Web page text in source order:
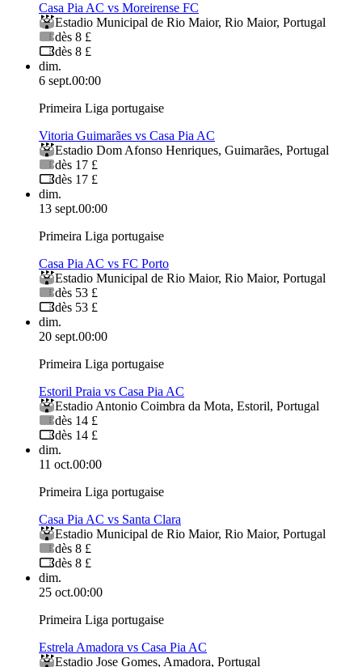
Casa Pia AC vs Moreirense FC
Estadio Municipal de Rio Maior, Rio Maior, Portugal
dès 8 £
dès 8 £
dim.
6 sept.00:00
Primeira Liga portugaise
Vitoria Guimarães vs Casa Pia AC
Estadio Dom Afonso Henriques, Guimarães, Portugal
dès 17 £
dès 17 £
dim.
13 sept.00:00
Primeira Liga portugaise
Casa Pia AC vs FC Porto
Estadio Municipal de Rio Maior, Rio Maior, Portugal
dès 53 £
dès 53 £
dim.
20 sept.00:00
Primeira Liga portugaise
Estoril Praia vs Casa Pia AC
Estadio Antonio Coimbra da Mota, Estoril, Portugal
dès 14 £
dès 14 £
dim.
11 oct.00:00
Primeira Liga portugaise
Casa Pia AC vs Santa Clara
Estadio Municipal de Rio Maior, Rio Maior, Portugal
dès 8 £
dès 8 £
dim.
25 oct.00:00
Primeira Liga portugaise
Estrela Amadora vs Casa Pia AC
Estadio Jose Gomes, Amadora, Portugal